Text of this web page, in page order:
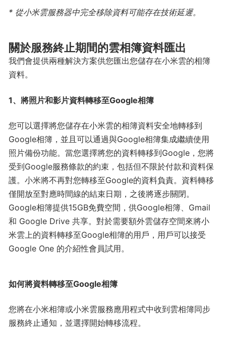
* 從小米雲服務器中完全移除資料可能存在技術延遲。
關於服務終止期間的雲相簿資料匯出
我們會提供兩種解決方案供您匯出您儲存在小米雲的相簿
資料。
1、將照片和影片資料轉移至Google相簿
您可以選擇將您儲存在小米雲的相簿資料安全地轉移到
Google相簿，並且可以通過與Google相簿集成繼續使用
照片備份功能。當您選擇將您的資料轉移到Google，您將
受到Google服務條款的約束，包括但不限於付款和資料保
護。小米將不再對您轉移至Google的資料負責。資料轉移
僅開放至對應時間線的結束日期，之後將逐步關閉。
Google相簿提供15GB免費空間，供Google相簿、Gmail
和 Google Drive 共享。對於需要額外雲儲存空間來將小
米雲上的資料轉移至Google相簿的用戶，用戶可以接受
Google One 的介紹性會員試用。
如何將資料轉移至Google相簿
您將在小米相簿或小米雲服務應用程式中收到雲相簿同步
服務終止通知，並選擇開始轉移流程。